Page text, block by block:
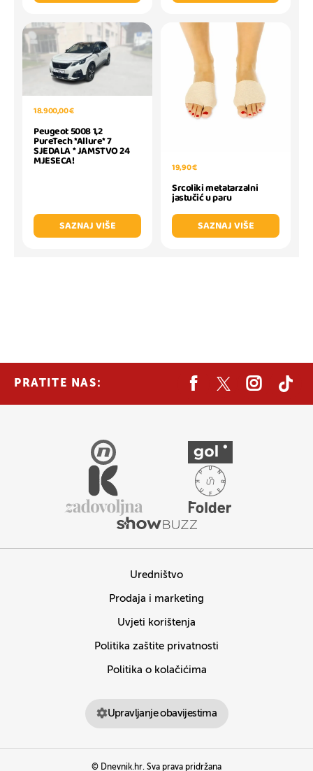
18.900,00 €
Peugeot 5008 1,2
PureTech *Allure* 7
SJEDALA * JAMSTVO 24
MJESECA!
SAZNAJ VIŠE
19,90 €
Srcoliki metatarzalni
jastučić u paru
SAZNAJ VIŠE
PRATITE NAS:
Uredništvo
Prodaja i marketing
Uvjeti korištenja
Politika zaštite privatnosti
Politika o kolačićima
Upravljanje obavijestima
© Dnevnik.hr. Sva prava pridržana